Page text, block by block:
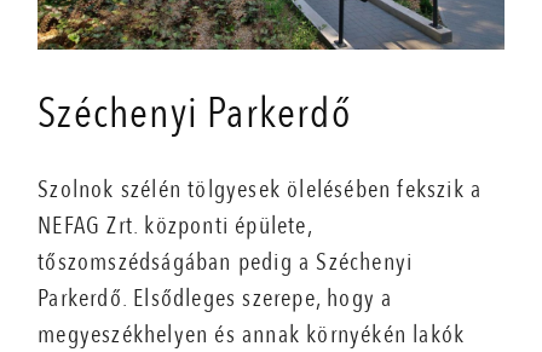
Széchenyi Parkerdő
Szolnok szélén tölgyesek ölelésében fekszik a
NEFAG Zrt. központi épülete,
tőszomszédságában pedig a Széchenyi
Parkerdő. Elsődleges szerepe, hogy a
megyeszékhelyen és annak környékén lakók